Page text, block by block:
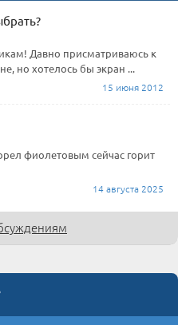
Давно присматриваюсь к
но хотелось бы экран ...
15 июня 2012
фиолетовым сейчас горит
14 августа 2025